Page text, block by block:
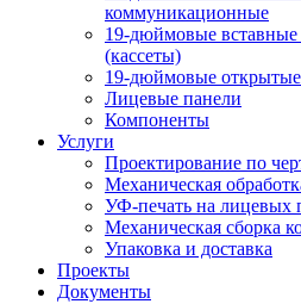
коммуникационные
19-дюймовые
(кассеты)
19-дюймовые
Лицевые панели
Компоненты
Услуги
Проектирование по
Механическая
УФ-печать на лицевых
Механическая сборка
Упаковка и доставка
Проекты
Документы